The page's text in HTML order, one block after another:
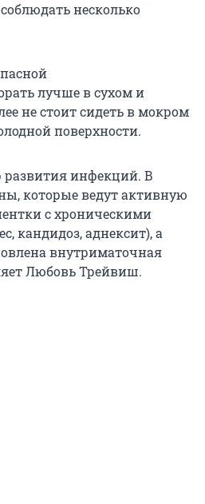
несколько
лучше в сухом и
не стоит сидеть в мокром
поверхности.
развития инфекций. В
которые ведут активную
с хроническими
кандидоз, аднексит), а
внутриматочная
Любовь Трейвиш.